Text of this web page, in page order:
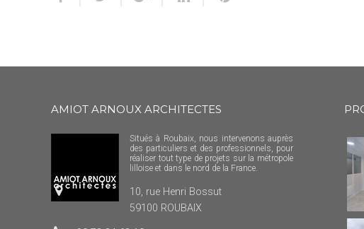
AMIOT ARNOUX ARCHITECTES
Situés à Roubaix, nous intervenons auprès
des particuliers et des professionnels, pour
réaliser tout type de projets sur la métropole
lilloise et dans le nord de la France.
10, rue Henri Bossut
59100 ROUBAIX